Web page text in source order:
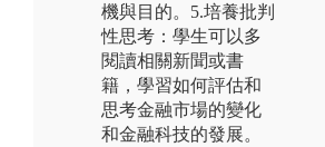
機與目的。5.培養批判
性思考：學生可以多
閱讀相關新聞或書
籍，學習如何評估和
思考金融市場的變化
和金融科技的發展。